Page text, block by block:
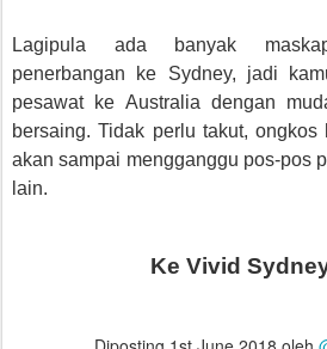
Lagipula ada banyak
penerbangan ke Sydney, jadi
pesawat ke Australia dengan
bersaing. Tidak perlu takut,
akan sampai mengganggu pos-pos
lain.
Ke Vivid